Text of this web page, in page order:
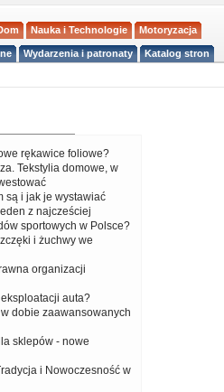
Nauka i Technologie Motoryzacja
Wydarzenia i patronaty Katalog stron
rękawice foliowe?
Tekstylia domowe, w
są i jak je wystawiać
z najcześciej
sportowych w Polsce?
i żuchwy we
organizacji
auta?
dobie zaawansowanych
sklepów - nowe
i Nowoczesność w